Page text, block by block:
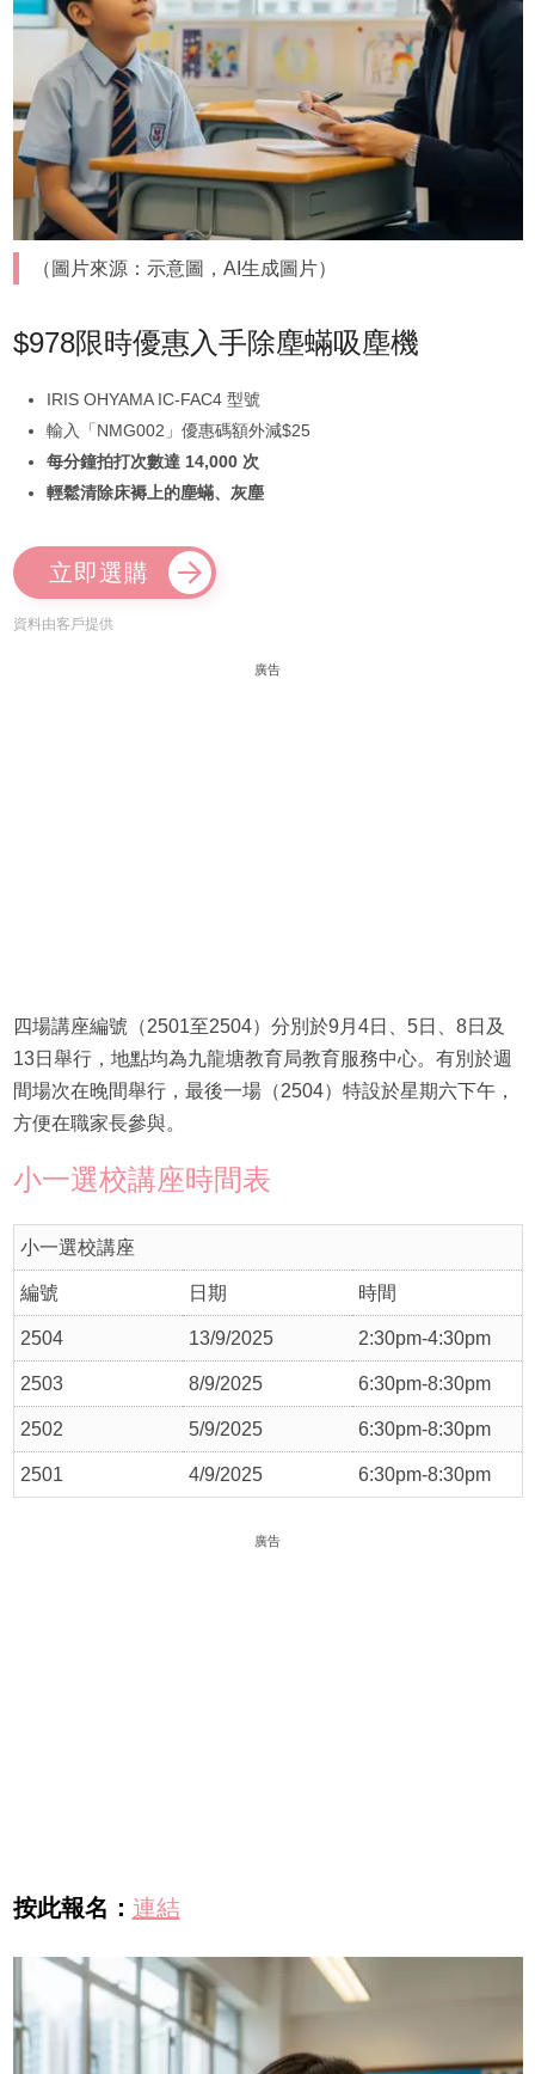
（圖片來源：示意圖，AI生成圖片）
$978限時優惠入手除塵蟎吸塵機
IRIS OHYAMA IC-FAC4 型號
輸入「NMG002」優惠碼額外減$25
每分鐘拍打次數達 14,000 次
輕鬆清除床褥上的塵蟎、灰塵
立即選購
資料由客戶提供
廣告
四場講座編號（2501至2504）分別於9月4日、5日、8日及
13日舉行，地點均為九龍塘教育局教育服務中心。有別於週
間場次在晚間舉行，最後一場（2504）特設於星期六下午，
方便在職家長參與。
小一選校講座時間表
小一選校講座
編號 日期 時間
2504 13/9/2025 2:30pm-4:30pm
2503 8/9/2025 6:30pm-8:30pm
2502 5/9/2025 6:30pm-8:30pm
2501 4/9/2025 6:30pm-8:30pm
廣告
按此報名： 連結